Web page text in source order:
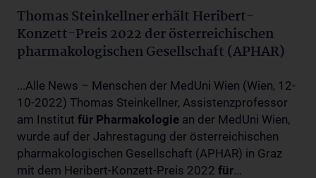
Thomas Steinkellner erhält Heribert-
Konzett-Preis 2022 der österreichischen
pharmakologischen Gesellschaft (APHAR)
...Alle News – Menschen der MedUni Wien (Wien, 12-
10-2022) Thomas Steinkellner, Assistenzprofessor
am Institut für Pharmakologie an der MedUni Wien,
wurde auf der Jahrestagung der österreichischen
pharmakologischen Gesellschaft (APHAR) in Graz
mit dem Heribert-Konzett-Preis 2022 für...